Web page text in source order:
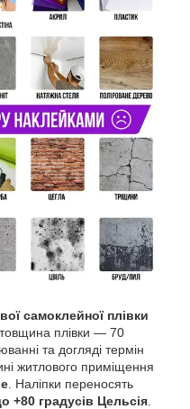
самоклейної плівки
плівки — 70
та догляді термін
житлового приміщення
. Наліпки переносять
+80 градусів Цельсія